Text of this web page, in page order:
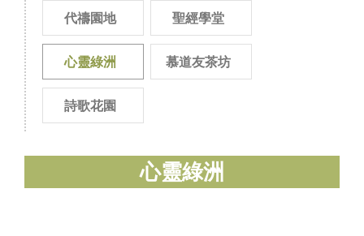
代禱園地 聖經學堂
心靈綠洲 慕道友茶坊
詩歌花園
心靈綠洲